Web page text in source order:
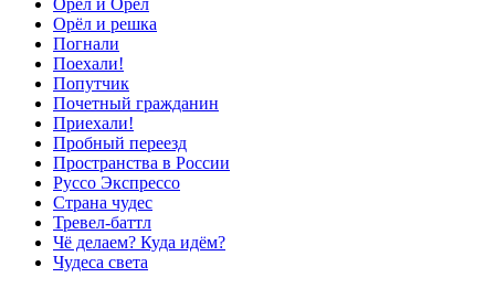
Орёл и решка
Погнали
Поехали!
Попутчик
Почетный гражданин
Приехали!
Пробный переезд
Пространства в России
Руссо Экспрессо
Страна чудес
Тревел-баттл
Чё делаем? Куда идём?
Чудеса света